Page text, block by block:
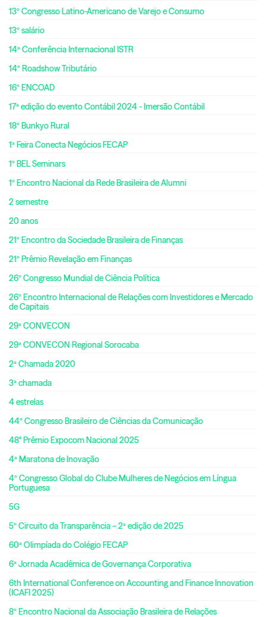
13º Congresso Latino-Americano de Varejo e Consumo
13º salário
14ª Conferência Internacional ISTR
14º Roadshow Tributário
16º ENCOAD
17ª edição do evento Contábil 2024 - Imersão Contábil
18º Bunkyo Rural
1ª Feira Conecta Negócios FECAP
1º BEL Seminars
1º Encontro Nacional da Rede Brasileira de Alumni
2 semestre
20 anos
21º Encontro da Sociedade Brasileira de Finanças
21º Prêmio Revelação em Finanças
26º Congresso Mundial de Ciência Política
26º Encontro Internacional de Relações com Investidores e Mercado
de Capitais
29ª CONVECON
29ª CONVECON Regional Sorocaba
2ª Chamada 2020
3ª chamada
4 estrelas
44º Congresso Brasileiro de Ciências da Comunicação
48° Prêmio Expocom Nacional 2025
4ª Maratona de Inovação
4º Congresso Global do Clube Mulheres de Negócios em Língua
Portuguesa
5G
5º Circuito da Transparência – 2ª edição de 2025
60ª Olimpíada do Colégio FECAP
6ª Jornada Acadêmica de Governança Corporativa
6th International Conference on Accounting and Finance Innovation
(ICAFI 2025)
8º Encontro Nacional da Associação Brasileira de Relações